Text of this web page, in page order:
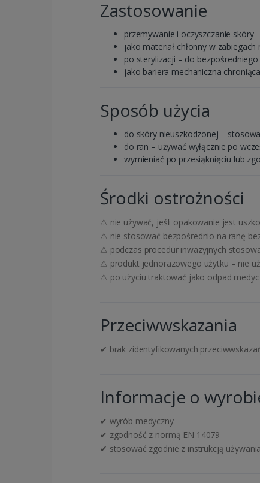
Zastosowanie
przemywanie i oczyszczanie skóry
jako materiał chłonny w
po sterylizacji – do
jako bariera mechaniczna
Sposób użycia
do skóry nieuszkodzonej –
do ran – używać wyłącznie po
wymieniać po przesiąknięciu lub
Środki ostrożności
⚠ nie używać, jeśli opakowanie jest
⚠ nie stosować bezpośrednio na ranę
⚠ podczas procedur inwazyjnych
⚠ produkt jednorazowego użytku – nie
⚠ po użyciu traktować jako odpad
Przeciwwskazania
✔ brak zidentyfikowanych
Informacje o
✔ wyrób medyczny
✔ zgodność z normą EN 14079
✔ stosować zgodnie z instrukcją